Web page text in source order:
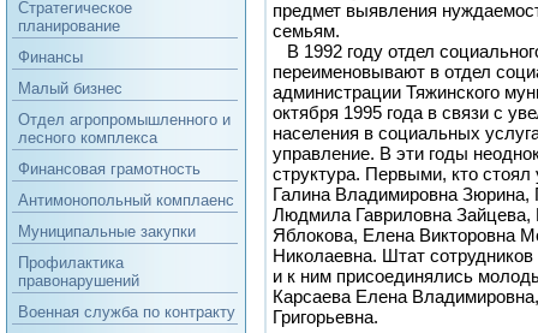
Стратегическое
планирование
Финансы
Малый бизнес
Отдел агропромышленного и
лесного комплекса
Финансовая грамотность
Антимонопольный комплаенс
Муниципальные закупки
Профилактика
правонарушений
Военная служба по контракту
предмет выявления
семьям.
В 1992 году отдел
переименовывают в отдел
администрации Тяжинского
октября 1995 года в связи с
населения в социальных
управление. В эти годы
структура. Первыми, кто
Галина Владимировна Зюрина,
Людмила Гавриловна Зайцева,
Яблокова, Елена Викторовна
Николаевна. Штат
и к ним присоединялись
Карсаева Елена
Григорьевна.